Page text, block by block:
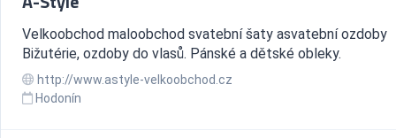
Velkoobchod maloobchod svatební šaty asvatební ozdoby
Bižutérie, ozdoby do vlasů. Pánské a dětské obleky.
http://www.astyle-velkoobchod.cz
Hodonín